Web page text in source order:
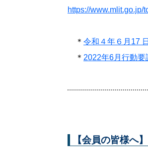
https://www.mlit.go.jp/
＊ 令和４年６月17
＊ 2022年6月行動要
【会員の皆様へ